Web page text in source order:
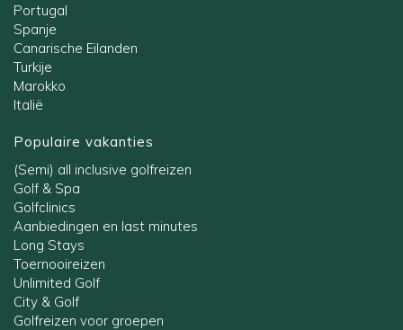
Portugal
Spanje
Canarische Eilanden
Turkije
Marokko
Italië
Populaire vakanties
(Semi) all inclusive golfreizen
Golf & Spa
Golfclinics
Aanbiedingen en last minutes
Long Stays
Toernooireizen
Unlimited Golf
City & Golf
Golfreizen voor groepen